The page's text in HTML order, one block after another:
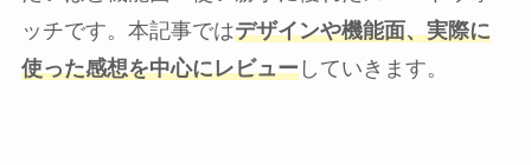
ッチです。本記事ではデザインや機能面、実際に
使った感想を中心にレビューしていきます。